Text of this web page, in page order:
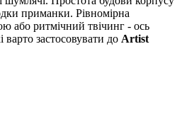
приманки. Рівномірна
або ритмічний твічинг - ось
застосовувати до Artist